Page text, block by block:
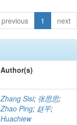
previous 1 next
Author(s)
Zhang Sisi; 张思思;
Zhao Ping; 赵平;
Huachiew